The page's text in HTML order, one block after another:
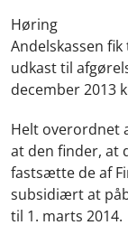
Høring
Andelskassen
udkast til
december 2013
Helt overordnet
at den finder, at
fastsætte de af
subsidiært at
til 1. marts 2014.